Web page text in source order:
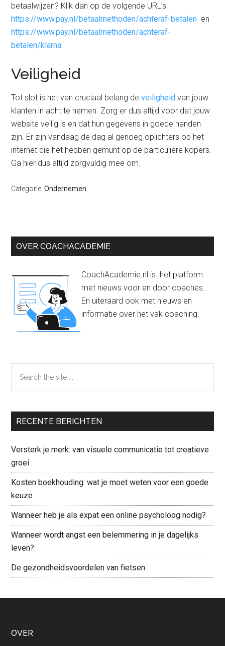
betaalwijzen? Klik dan op de volgende URL’s:
https://www.pay.nl/betaalmethoden/achteraf-betalen en
https://www.pay.nl/betaalmethoden/achteraf-
betalen/klarna.
Veiligheid
Tot slot is het van cruciaal belang deveiligheid van jouw
klanten in acht te nemen. Zorg er dus altijd voor dat jouw
website veilig is en dat hun gegevens in goede handen
zijn. Er zijn vandaag de dag al genoeg oplichters op het
internet die het hebben gemunt op de particuliere kopers.
Ga hier dus altijd zorgvuldig mee om.
Categorie:Ondernemen
Primaire
OVER COACHACADEMIE
CoachAcademie.nl is het platform
met nieuws voor en door coaches.
En uiteraard ook met nieuws en
informatie over het vak coaching.
the
RECENTE BERICHTEN
Versterk je merk: van visuele communicatie tot creatieve
groei
Kosten boekhouding: wat je moet weten voor een goede
keuze
Wanneer heb je als expat een online psycholoog nodig?
Wanneer wordt angst een belemmering in je dagelijks
leven?
De gezondheidsvoordelen van fietsen
Footer
OVER